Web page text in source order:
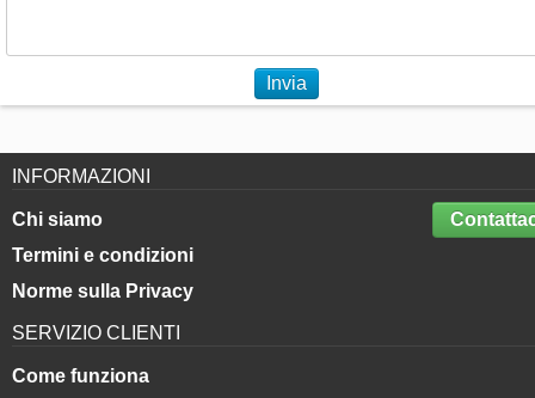
Invia
INFORMAZIONI
Chi siamo
Termini e condizioni
Norme sulla Privacy
SERVIZIO CLIENTI
Come funziona